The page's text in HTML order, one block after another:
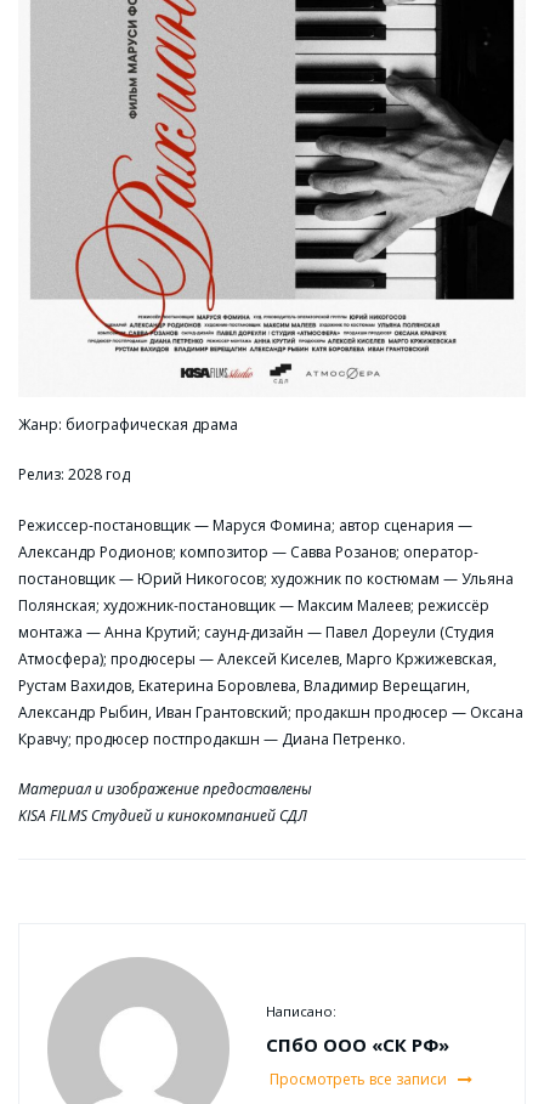
Жанр: биографическая драма
Релиз: 2028 год
Режиссер-постановщик — Маруся Фомина; автор сценария —
Александр Родионов; композитор — Савва Розанов; оператор-
постановщик — Юрий Никогосов; художник по костюмам — Ульяна
Полянская; художник-постановщик — Максим Малеев; режиссёр
монтажа — Анна Крутий; саунд-дизайн — Павел Дореули (Студия
Атмосфера); продюсеры — Алексей Киселев, Марго Кржижевская,
Рустам Вахидов, Екатерина Боровлева, Владимир Верещагин,
Александр Рыбин, Иван Грантовский; продакшн продюсер — Оксана
Кравчу; продюсер постпродакшн — Диана Петренко.
Материал и изображение предоставлены
KISA FILMS Студией и кинокомпанией СДЛ
Написано:
СПбО ООО «СК РФ»
Просмотреть все записи